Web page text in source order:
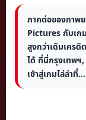
ภาคต่อของภาพ
Pictures กับเก
สูงกว่าเดิมเคร
ได้ ที่นี่กรุงเทพฯ
เข้าสู่เกมไล่ล่าที่...